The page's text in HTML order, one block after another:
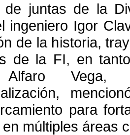
juntas de la
ingeniero Igor
de la historia,
de la FI, en
Alfaro Vega,
para
múltiples áreas